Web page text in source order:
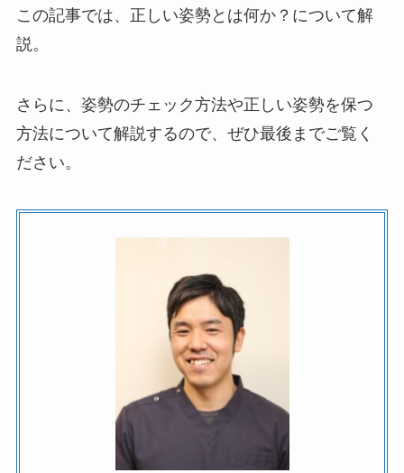
この記事では、正しい姿勢とは何か？について解
説。
さらに、姿勢のチェック方法や正しい姿勢を保つ
方法について解説するので、ぜひ最後までご覧く
ださい。